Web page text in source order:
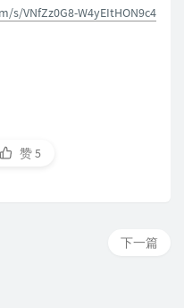
s/VNfZz0G8-W4yEItHON9c4
赞5
下一篇